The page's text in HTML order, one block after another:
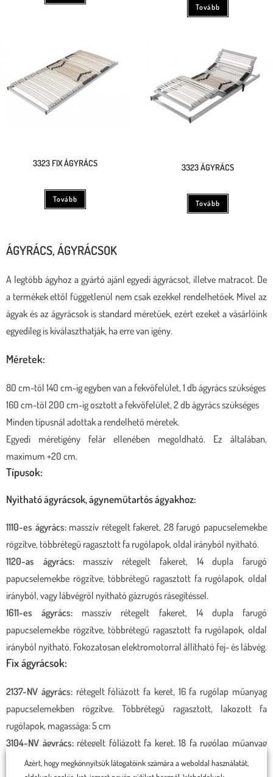
Tovább
3323 FIX ÁGYRÁCS
Tovább
3323 ÁGYRÁCS
Tovább
ÁGYRÁCS, ÁGYRÁCSOK
A legtöbb ágyhoz a gyártó ajánl egyedi ágyrácsot, illetve matracot. De
a termékek ettől függetlenül nem csak ezekkel rendelhetőek. Mivel az
ágyak és az ágyrácsok is standard méretűek, ezért ezeket a vásárlóink
egyedileg is kiválaszthatják, ha erre van igény.
Méretek:
80 cm-től 140 cm-ig egyben van a fekvőfelület, 1 db ágyrács szükséges
160 cm-től 200 cm-ig osztott a fekvőfelület, 2 db ágyrács szükséges
Minden típusnál adottak a rendelhető méretek.
Egyedi méretigény felár ellenében megoldható. Ez általában,
maximum +20 cm.
Típusok:
Nyitható ágyrácsok, ágyneműtartós ágyakhoz:
1110-es ágyrács: masszív rétegelt fakeret, 28 farugó papucselemekbe
rögzítve, többrétegű ragasztott fa rugólapok, oldal irányból nyitható.
1120-as ágyrács: masszív rétegelt fakeret, 14 dupla farugó
papucselemekbe rögzítve, többrétegű ragasztott fa rugólapok, oldal
irányból, vagy lábvégről nyitható gázrugós rásegítéssel.
1611-es ágyrács: masszív rétegelt fakeret, 14 dupla farugó
papucselemekbe rögzítve, többrétegű ragasztott fa rugólapok, oldal
irányból nyitható. Fokozatosan elektromotorral állítható fej- és lábvég.
Fix ágyrácsok:
2137-NV ágyrács:rétegelt fóliázott fa keret, 16 fa rugólap műanyag
papucselemekben rögzítve. Többrétegű ragasztott, lakozott fa
rugólapok, magassága: 5 cm
3104-NV ágyrács:rétegelt fóliázott fa keret, 18 fa rugólap műanyag
papucselemekben rögzítve. Többrétegű ragasztott, lakozott fa
Azért, hogy megkönnyítsük látogatóink számára a weboldal használatát,